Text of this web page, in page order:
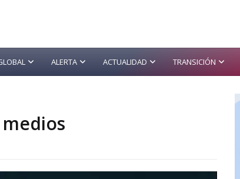
ALERTA ACTUALIDAD TRANSICIÓN